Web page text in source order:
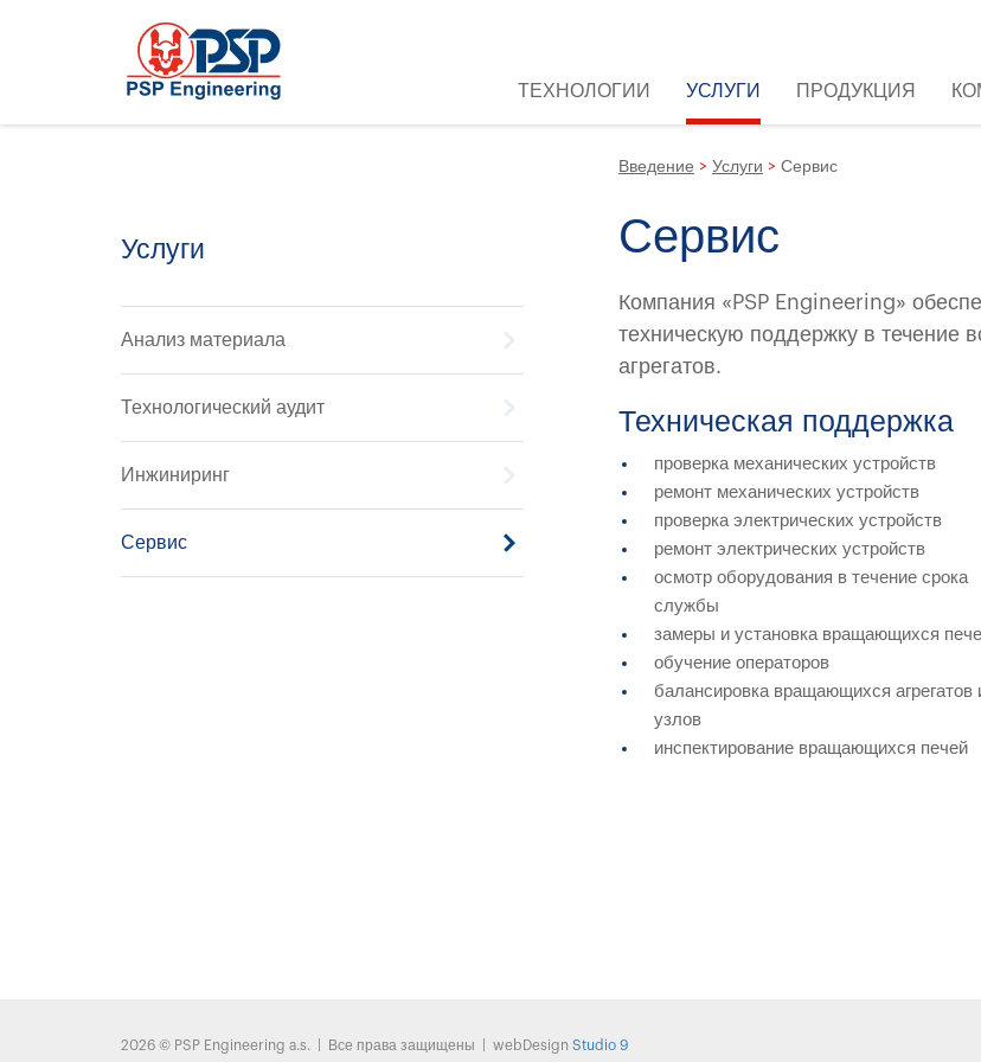
ТЕХНОЛОГИИ УСЛУГИ ПРОДУКЦИЯ
Введение > Услуги >Сервис
Услуги
Анализ материала
Технологический аудит
Инжиниринг
Сервис
Сервис
Компания «PSP Engineering»
техническую поддержку в течение
агрегатов.
Техническая поддержка
проверка механических устройств
ремонт механических устройств
проверка электрических устройств
ремонт электрических устройств
осмотр оборудования в течение срока
службы
замеры и установка вращающихся
обучение операторов
балансировка вращающихся агрегатов
узлов
инспектирование вращающихся печей
2026 © PSP Engineering a.s. | Все права защищены | webDesign Studio 9